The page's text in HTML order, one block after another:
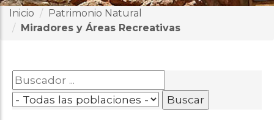
Inicio
Patrimonio Natural
Miradores y Áreas Recreativas